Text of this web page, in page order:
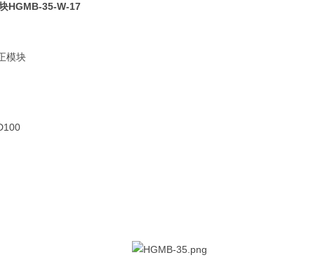
HGMB-35-W-17
模块